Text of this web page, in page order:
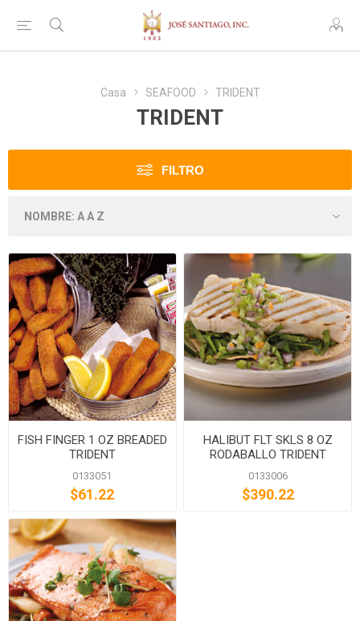
Casa SEAFOOD TRIDENT
TRIDENT
FILTRO
FISH FINGER 1 OZ BREADED
TRIDENT
0133051
$61.22
HALIBUT FLT SKLS 8 OZ
RODABALLO TRIDENT
0133006
$390.22